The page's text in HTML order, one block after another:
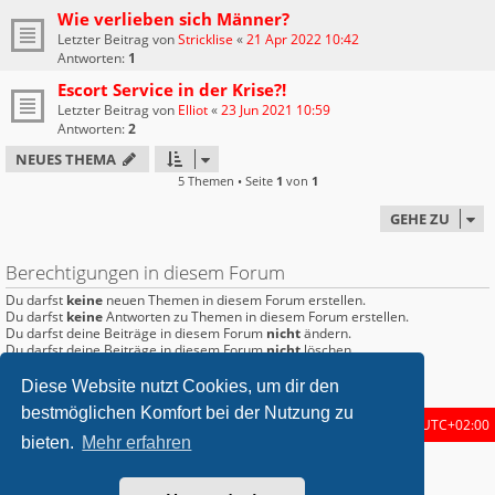
Diese Website nutzt Cookies, um dir den
bestmöglichen Komfort bei der Nutzung zu
bieten. Mehr erfahren
Wie verlieben sich Männer?
Letzter Beitrag vonStricklise «21 Apr 2022 10:42
Antworten: 1
Escort Service in der Krise?!
Letzter Beitrag von Elliot«23 Jun 2021 10:59
Antworten:2
NEUES THEMA
5 Themen • Seite 1 von 1
GEHE ZU
Berechtigungen in diesem Forum
Du darfst keine neuen Themen in diesem Forum erstellen.
Du darfst keineAntworten zu Themen in diesem Forum erstellen.
Du darfst deine Beiträge in diesem Forum nichtändern.
Du darfst deine Beiträge in diesem Forumnichtlöschen.
Startseite Foren-Übersicht Alle Zeiten sind UTC+02:00
Powered by
® Forum Software © phpBB Limited